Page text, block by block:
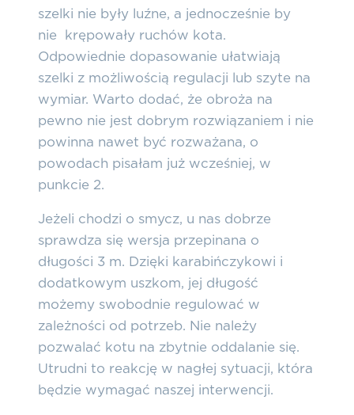
szelki nie były luźne, a jednocześnie by
nie krępowały ruchów kota.
Odpowiednie dopasowanie ułatwiają
szelki z możliwością regulacji lub szyte na
wymiar. Warto dodać, że obroża na
pewno nie jest dobrym rozwiązaniem i nie
powinna nawet być rozważana, o
powodach pisałam już wcześniej, w
punkcie 2.
Jeżeli chodzi o smycz, u nas dobrze
sprawdza się wersja przepinana o
długości 3 m. Dzięki karabińczykowi i
dodatkowym uszkom, jej długość
możemy swobodnie regulować w
zależności od potrzeb. Nie należy
pozwalać kotu na zbytnie oddalanie się.
Utrudni to reakcję w nagłej sytuacji, która
będzie wymagać naszej interwencji.